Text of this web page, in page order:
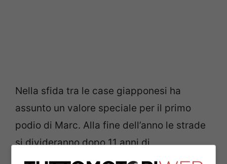
Nella sfida tra le case giapponesi ha
assunto un valore speciale per il primo
podio di Marc. Alla fine dell’anno le strade
si divideranno dopo 11 anni di
collaborazione.Il #93 e la HRC hanno vinto